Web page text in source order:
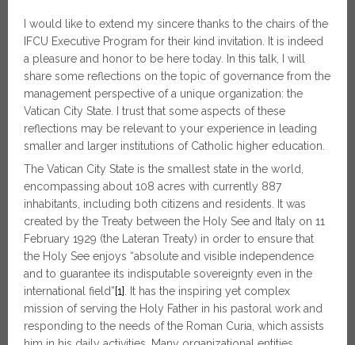
I would like to extend my sincere thanks to the chairs of the
IFCU Executive Program for their kind invitation. It is indeed
a pleasure and honor to be here today. In this talk, I will
share some reflections on the topic of governance from the
management perspective of a unique organization: the
Vatican City State. I trust that some aspects of these
reflections may be relevant to your experience in leading
smaller and larger institutions of Catholic higher education.
The Vatican City State is the smallest state in the world,
encompassing about 108 acres with currently 887
inhabitants, including both citizens and residents. It was
created by the Treaty between the Holy See and Italy on 11
February 1929 (the Lateran Treaty) in order to ensure that
the Holy See enjoys “absolute and visible independence
and to guarantee its indisputable sovereignty even in the
international field”[1]
. It has the inspiring yet complex
mission of serving the Holy Father in his pastoral work and
responding to the needs of the Roman Curia, which assists